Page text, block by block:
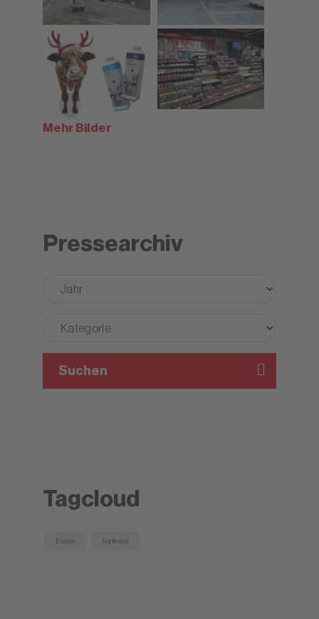
Mehr Bilder
Pressearchiv
Suchen
Tagcloud
Essen Sortiment